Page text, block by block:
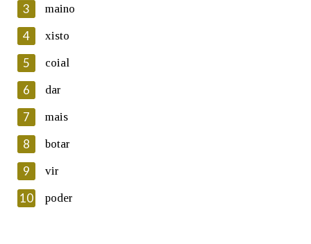
En cumprimento da normativa vixente en materia de
Protección de Datos de Carácter Persoal, a Real Academia
Galega informa a aqueles usuarios que faciliten o seu correo
electrónico, así como calquera outra información de carácter
persoal, que estes datos serán obxecto de tratamento
automatizado de carácter confidencial e incorporados aos seus
ficheiros informáticos. Así mesmo, os usuarios poderán exercer o
seu dereito de acceso, rectificación, oposición e cancelación dos
seus datos poñéndose en contacto connosco.
Lin e acepto as condicións da política de
Introduce o código que aparece na imaxe:
3 maino
4 xisto
5 coial
6 dar
7 mais
8 botar
9 vir
10 poder